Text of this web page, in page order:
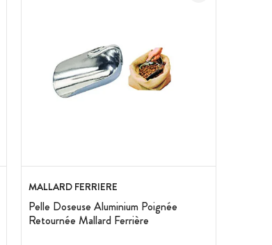
MALLARD FERRIERE
Pelle Doseuse Aluminium Poignée
Retournée Mallard Ferrière